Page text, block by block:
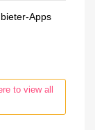
Apps
to view all